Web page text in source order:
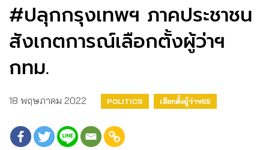
#ปลุกกรุงเทพฯ ภาคประชาชน
สังเกตการณ์เลือกตั้งผู้ว่าฯ
กทม.
18 พฤษภาคม 2022 POLITICS เลือกตั้งผู้ว่าฯ65